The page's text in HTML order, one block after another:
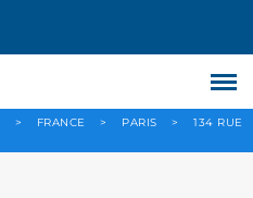
> FRANCE > PARIS >
134 RUE